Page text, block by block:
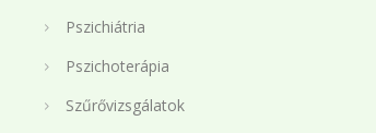
Pszichiátria
Pszichoterápia
Szűrővizsgálatok